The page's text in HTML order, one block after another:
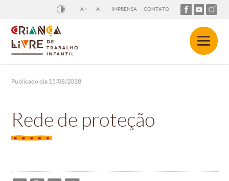
A+ A- IMPRENSA CONTATO
Publicado dia 15/08/2018
Rede de proteção